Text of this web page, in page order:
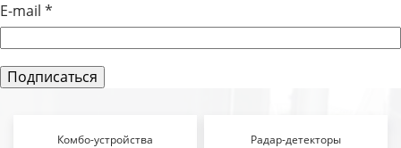
E-mail *
Комбо-устройства Радар-детекторы